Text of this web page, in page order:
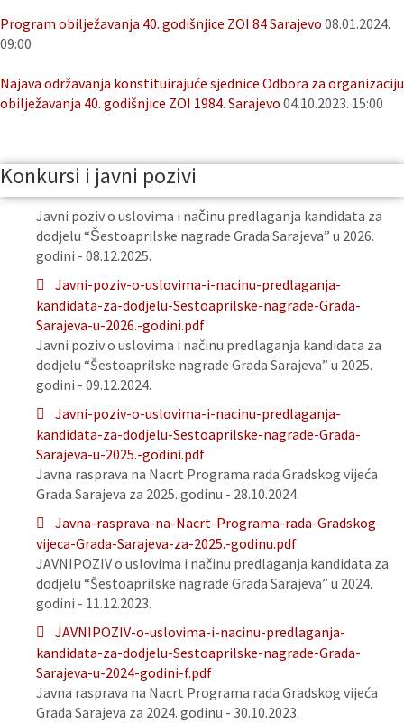
Program obilježavanja 40. godišnjice ZOI 84 Sarajevo 08.01.2024.
09:00
Najava održavanja konstituirajuće sjednice Odbora za organizaciju
obilježavanja 40. godišnjice ZOI 1984. Sarajevo 04.10.2023. 15:00
Konkursi i javni pozivi
Javni poziv o uslovima i načinu predlaganja kandidata za
dodjelu “Šestoaprilske nagrade Grada Sarajeva” u 2026.
godini - 08.12.2025.
Javni-poziv-o-uslovima-i-nacinu-predlaganja-
kandidata-za-dodjelu-Sestoaprilske-nagrade-Grada-
Sarajeva-u-2026.-godini.pdf
Javni poziv o uslovima i načinu predlaganja kandidata za
dodjelu “Šestoaprilske nagrade Grada Sarajeva” u 2025.
godini - 09.12.2024.
Javni-poziv-o-uslovima-i-nacinu-predlaganja-
kandidata-za-dodjelu-Sestoaprilske-nagrade-Grada-
Sarajeva-u-2025.-godini.pdf
Javna rasprava na Nacrt Programa rada Gradskog vijeća
Grada Sarajeva za 2025. godinu - 28.10.2024.
Javna-rasprava-na-Nacrt-Programa-rada-Gradskog-
vijeca-Grada-Sarajeva-za-2025.-godinu.pdf
JAVNIPOZIV o uslovima i načinu predlaganja kandidata za
dodjelu “Šestoaprilske nagrade Grada Sarajeva” u 2024.
godini - 11.12.2023.
JAVNIPOZIV-o-uslovima-i-nacinu-predlaganja-
kandidata-za-dodjelu-Sestoaprilske-nagrade-Grada-
Sarajeva-u-2024-godini-f.pdf
Javna rasprava na Nacrt Programa rada Gradskog vijeća
Grada Sarajeva za 2024. godinu - 30.10.2023.